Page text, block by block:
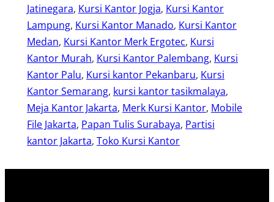
Jatinegara, Kursi Kantor Jogja, Kursi Kantor
Lampung, Kursi Kantor Manado, Kursi Kantor
Medan, Kursi Kantor Merk Ergotec, Kursi
Kantor Murah, Kursi Kantor Palembang, Kursi
Kantor Palu, Kursi kantor Pekanbaru, Kursi
Kantor Semarang, kursi kantor tasikmalaya
Meja Kantor Jakarta, Merk Kursi Kantor, Mobile
File Jakarta, Papan Tulis Surabaya, Partisi
kantor Jakarta, Toko Kursi Kantor